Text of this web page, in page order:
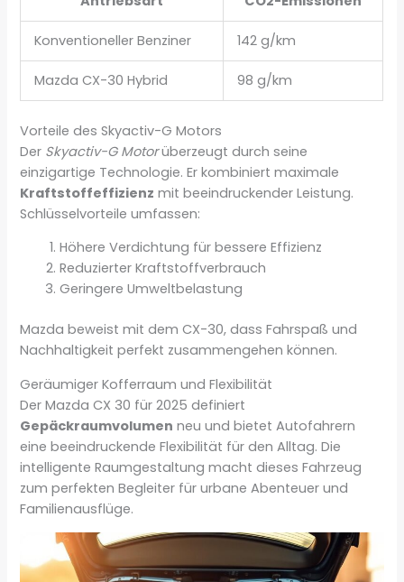
Konventioneller Benziner 142 g/km
Mazda CX-30 Hybrid 98 g/km
Vorteile des Skyactiv-G Motors
Der Skyactiv-G Motorüberzeugt durch seine
einzigartige Technologie. Er kombiniert maximale
Kraftstoffeffizienz mit beeindruckender Leistung.
Schlüsselvorteile umfassen:
Höhere Verdichtung für bessere Effizienz
Reduzierter Kraftstoffverbrauch
Geringere Umweltbelastung
Mazda beweist mit dem CX-30, dass Fahrspaß und
Nachhaltigkeit perfekt zusammengehen können.
Geräumiger Kofferraum und Flexibilität
Der Mazda CX 30 für 2025 definiert
Gepäckraumvolumen neu und bietet Autofahrern
eine beeindruckende Flexibilität für den Alltag. Die
intelligente Raumgestaltung macht dieses Fahrzeug
zum perfekten Begleiter für urbane Abenteuer und
Familienausflüge.